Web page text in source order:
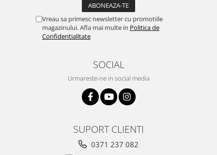
Vreau sa primesc newsletter cu promotiile
magazinului. Afla mai multe in Politica de
Confidentialitate
SOCIAL
Urmareste-ne in social media
SUPORT CLIENTI
0371 237 082